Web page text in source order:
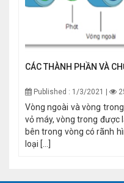
CÁC THÀNH PHẦN VÀ
Published : 1/3/2021 |
Vòng ngoài và vòng
vỏ máy, vòng trong được
bên trong vòng có rãnh
loại [...]